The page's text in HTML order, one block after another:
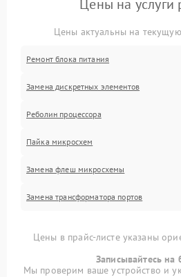
Цены на услуги
Цены актуальны на
Ремонт блока питания
Замена дискретных элементов
Реболин процессора
Пайка микросхем
Замена флеш микросхемы
Замена трансформатора портов
Цены в прайс-листе указаны
Записывайтесь на
Мы проверим ваше устройство и